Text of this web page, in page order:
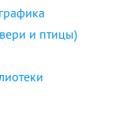
и птицы)